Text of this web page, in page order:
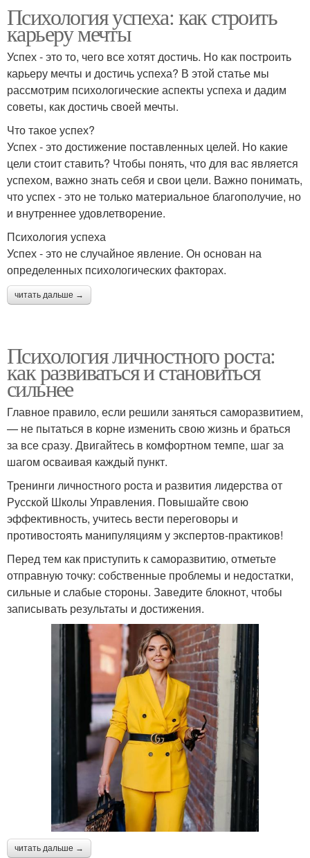
Психология успеха: как строить
карьеру мечты
Успех - это то, чего все хотят достичь. Но как построить
карьеру мечты и достичь успеха? В этой статье мы
рассмотрим психологические аспекты успеха и дадим
советы, как достичь своей мечты.
Что такое успех?
Успех - это достижение поставленных целей. Но какие
цели стоит ставить? Чтобы понять, что для вас является
успехом, важно знать себя и свои цели. Важно понимать,
что успех - это не только материальное благополучие, но
и внутреннее удовлетворение.
Психология успеха
Успех - это не случайное явление. Он основан на
определенных психологических факторах.
читать дальше →
Психология личностного роста:
как развиваться и становиться
сильнее
Главное правило, если решили заняться саморазвитием,
— не пытаться в корне изменить свою жизнь и браться
за все сразу. Двигайтесь в комфортном темпе, шаг за
шагом осваивая каждый пункт.
Тренинги личностного роста и развития лидерства от
Русской Школы Управления. Повышайте свою
эффективность, учитесь вести переговоры и
противостоять манипуляциям у экспертов-практиков!
Перед тем как приступить к саморазвитию, отметьте
отправную точку: собственные проблемы и недостатки,
сильные и слабые стороны. Заведите блокнот, чтобы
записывать результаты и достижения.
читать дальше →